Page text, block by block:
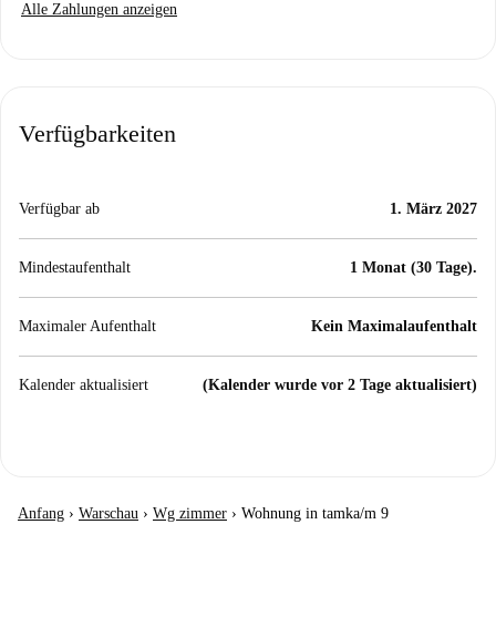
Alle Zahlungen anzeigen
Verfügbarkeiten
Verfügbar ab 1. März 2027
Mindestaufenthalt 1 Monat (30 Tage).
Maximaler Aufenthalt Kein Maximalaufenthalt
Kalender aktualisiert (Kalender wurde vor 2 Tage aktualisiert)
Anfang › Warschau › Wg zimmer › Wohnung in tamka/m 9